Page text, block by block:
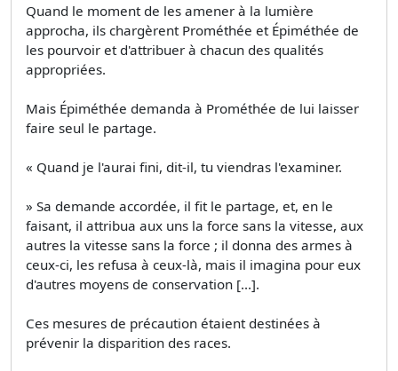
Quand le moment de les amener à la lumière
approcha, ils chargèrent Prométhée et Épiméthée de
les pourvoir et d'attribuer à chacun des qualités
appropriées.
Mais Épiméthée demanda à Prométhée de lui laisser
faire seul le partage.
« Quand je l'aurai fini, dit-il, tu viendras l'examiner.
» Sa demande accordée, il fit le partage, et, en le
faisant, il attribua aux uns la force sans la vitesse, aux
autres la vitesse sans la force ; il donna des armes à
ceux-ci, les refusa à ceux-là, mais il imagina pour eux
d'autres moyens de conservation [...].
Ces mesures de précaution étaient destinées à
prévenir la disparition des races.